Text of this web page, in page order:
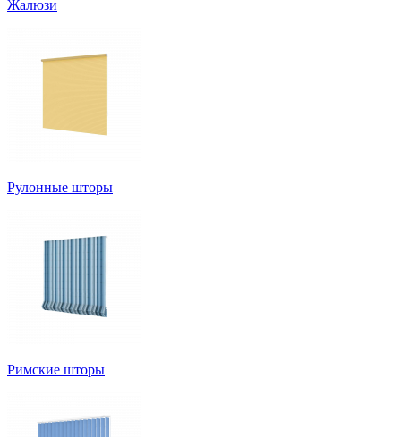
Жалюзи
Рулонные шторы
Римские шторы